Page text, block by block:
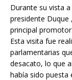
Durante su vista
presidente Duque
principal
Esta visita fue
parlamentarias
desacato, lo que
había sido puesta